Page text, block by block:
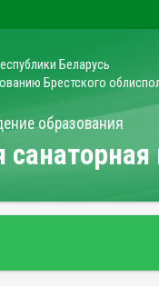
Беларусь
Брестского
образования